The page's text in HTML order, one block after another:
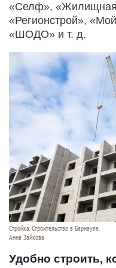
«Селф», «Жилищная
«Регионстрой»,
«ШОДО» и т. д.
Стройка. Строительство в Барнауле.
Анна Зайкова
Удобно строить,